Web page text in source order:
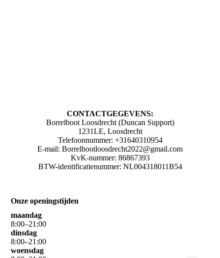
CONTACTGEGEVENS:
Borrelboot Loosdrecht (Duncan Support)
1231LE, Loosdrecht
Telefoonnummer: +31640310954
E-mail: Borrelbootloosdrecht2022@gmail.com
KvK-nummer: 86867393
BTW-identificatienummer: NL004318011B54
Onze openingstijden
maandag
8:00–21 :00
dinsdag
8:00–21 :00
woensdag